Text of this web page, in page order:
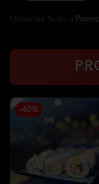
Oceanika Sushi
-40%